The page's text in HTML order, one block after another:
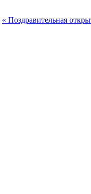
« Поздравительная